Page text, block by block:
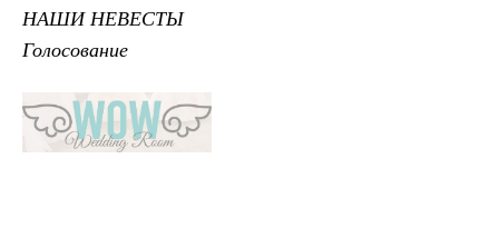
НАШИ НЕВЕСТЫ
Голосование